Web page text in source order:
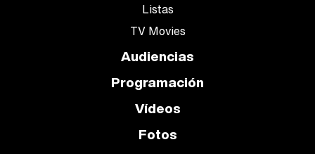
Listas
TV Movies
Audiencias
Programación
Vídeos
Fotos